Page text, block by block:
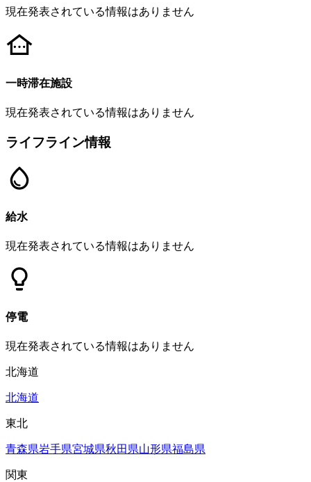
現在発表されている情報はありません
一時滞在施設
現在発表されている情報はありません
ライフライン情報
給水
現在発表されている情報はありません
停電
現在発表されている情報はありません
北海道
北海道
東北
青森県岩手県宮城県秋田県山形県福島県
関東